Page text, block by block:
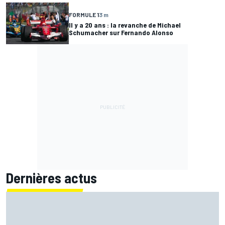
FORMULE 13 m
Il y a 20 ans : la revanche de Michael
Schumacher sur Fernando Alonso
Dernières actus